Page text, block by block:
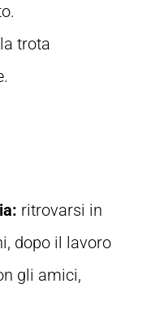
trota
ritrovarsi in
dopo il lavoro
gli amici,